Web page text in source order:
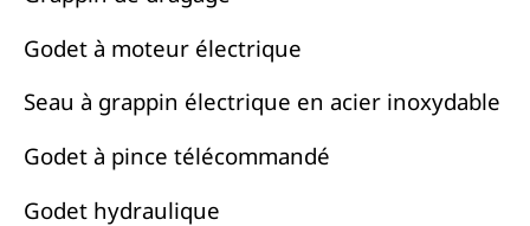
Godet à moteur électrique
Seau à grappin électrique en acier inoxydable
Godet à pince télécommandé
Godet hydraulique